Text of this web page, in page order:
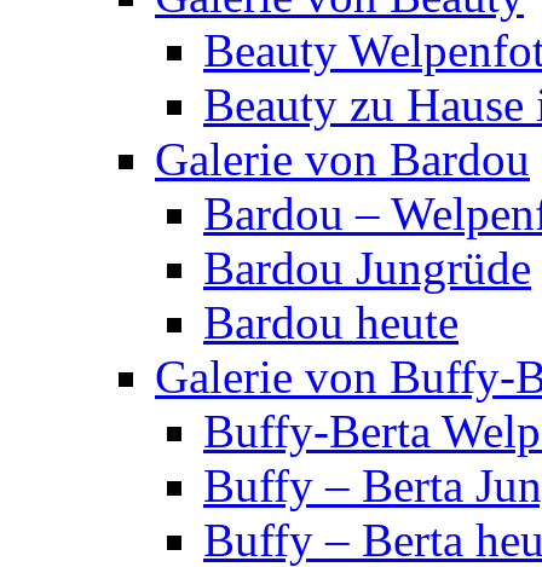
Beauty
Beauty zu Hause
Galerie von Bardou
Bardou –
Bardou Jungrüde
Bardou heute
Galerie von Buffy-
Buffy-Berta
Buffy – Berta
Buffy – Berta